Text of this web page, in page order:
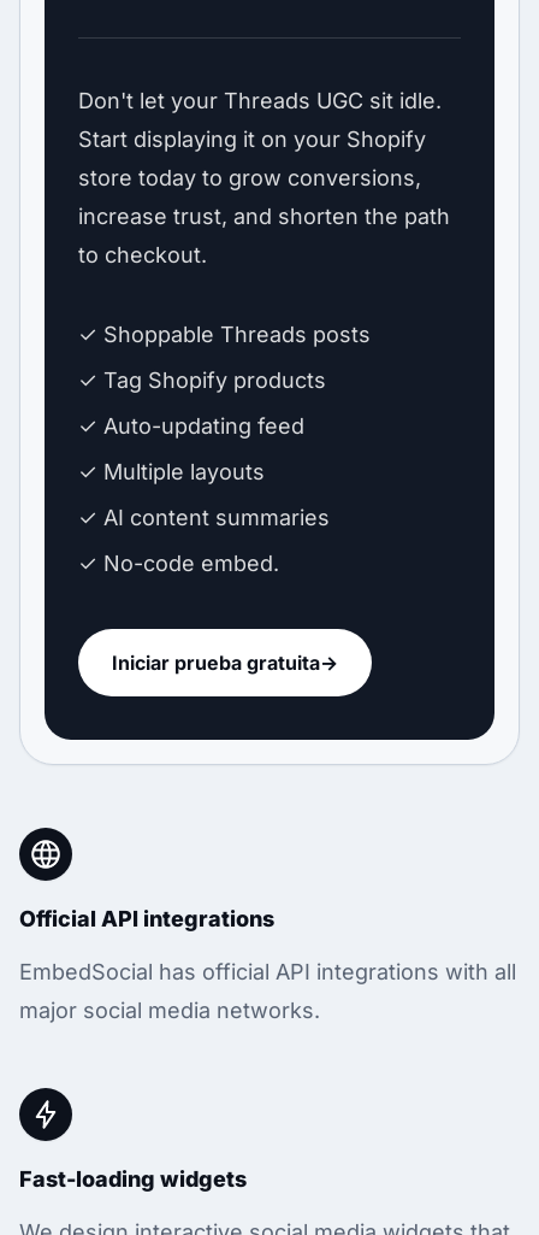
Don't let your Threads UGC sit idle.
Start displaying it on your Shopify
store today to grow conversions,
increase trust, and shorten the path
to checkout.
✓ Shoppable Threads posts
✓ Tag Shopify products
✓ Auto-updating feed
✓ Multiple layouts
✓ AI content summaries
✓ No-code embed.
Iniciar prueba gratuita→
Official API integrations
EmbedSocial has official API integrations with all
major social media networks.
Fast-loading widgets